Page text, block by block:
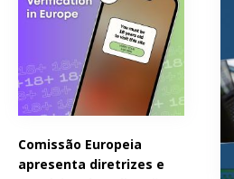
Comissão Europeia
apresenta diretrizes e